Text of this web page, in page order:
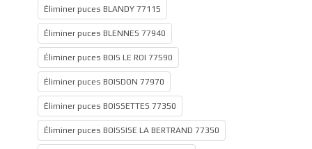
Éliminer puces BLANDY 77115
Éliminer puces BLENNES 77940
Éliminer puces BOIS LE ROI 77590
Éliminer puces BOISDON 77970
Éliminer puces BOISSETTES 77350
Éliminer puces BOISSISE LA BERTRAND 77350